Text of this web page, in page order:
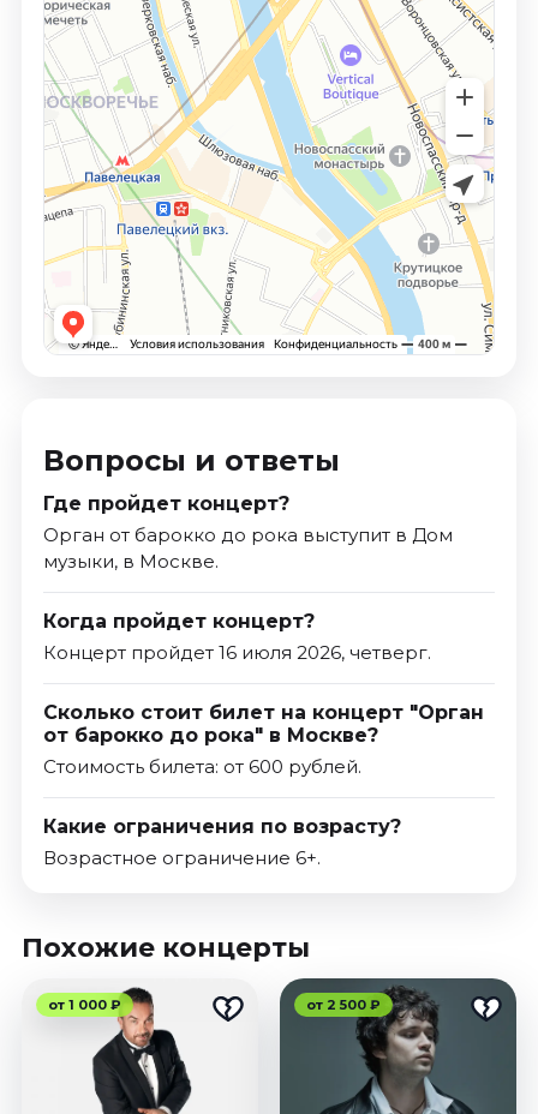
Вопросы и ответы
Где пройдет концерт?
Орган от барокко до рока выступит в Дом
музыки, в Москве.
Когда пройдет концерт?
Концерт пройдет 16 июля 2026, четверг.
Сколько стоит билет на концерт "Орган
от барокко до рока" в Москве?
Стоимость билета: от 600 рублей.
Какие ограничения по возрасту?
Возрастное ограничение 6+.
Похожие концерты
от 1 000 ₽ от 2 500 ₽